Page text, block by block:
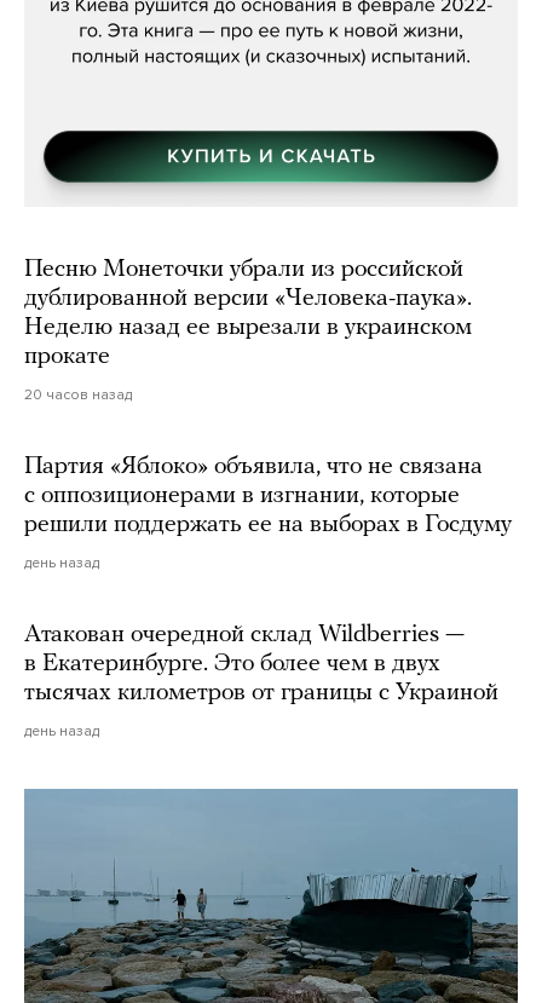
Песню Монеточки убрали из российской
дублированной версии «Человека-паука».
Неделю назад ее вырезали в украинском
прокате
20 часов назад
Партия «Яблоко» объявила, что не связана
с оппозиционерами в изгнании, которые
решили поддержать ее на выборах в Госдуму
день назад
Атакован очередной склад Wildberries —
в Екатеринбурге. Это более чем в двух
тысячах километров от границы с Украиной
день назад